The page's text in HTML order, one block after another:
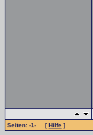
Seiten: -1- [Hilfe ]